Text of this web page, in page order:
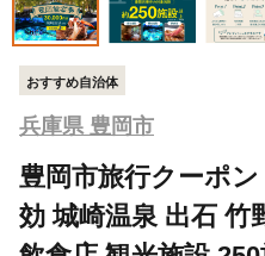
おすすめ自治体
兵庫県 豊岡市
豊岡市旅行クーポ
効 城崎温泉 出石 竹